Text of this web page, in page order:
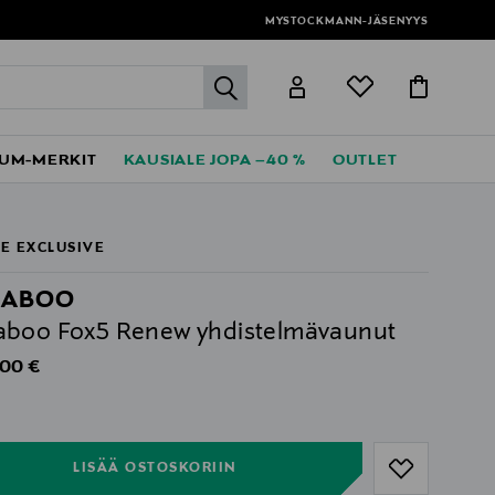
MYSTOCKMANN-JÄSENYYS
label.header.go
MERKIT KAUSIALE JOPA –40 % OUTLET
EXCLUSIVE
Fox5 Renew yhdistelmävaunut
Price
€
LISÄÄ OSTOSKORIIN